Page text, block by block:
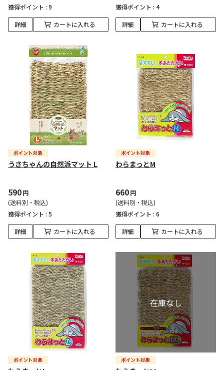
獲得ポイント : 9
詳細 カートに入れる
獲得ポイント : 4
詳細 カートに入れる
うさちゃんの自然派マット L
590円
(送料別・税込)
獲得ポイント : 5
詳細 カートに入れる
わらまっとM
660円
(送料別・税込)
獲得ポイント : 6
詳細 カートに入れる